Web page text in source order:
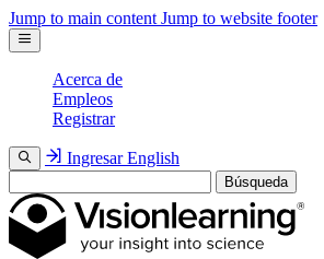
Jump to main content Jump to website footer
Acerca de
Empleos
Registrar
Ingresar English
Búsqueda